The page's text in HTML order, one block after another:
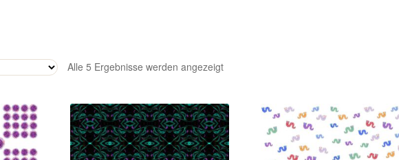
Alle 5 Ergebnisse werden angezeigtNach